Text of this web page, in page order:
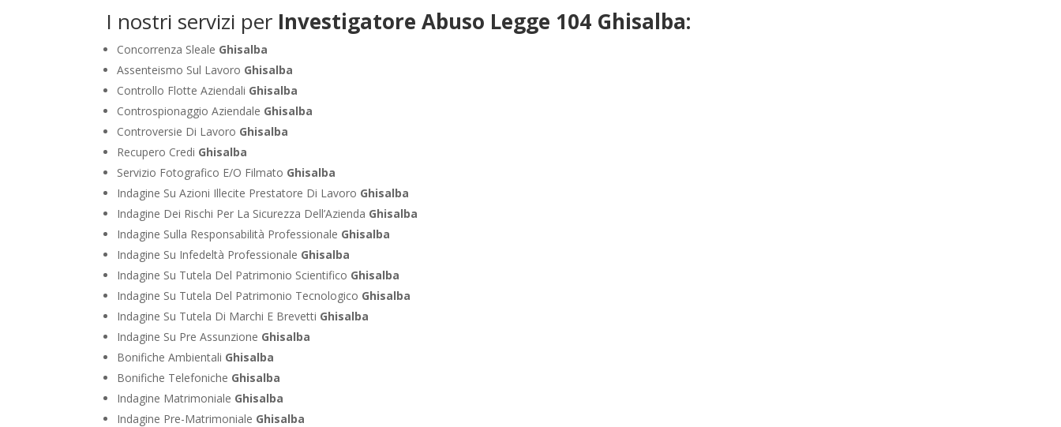
I nostri servizi per Investigatore Abuso Legge 104 Ghisalba:
Concorrenza Sleale Ghisalba
Assenteismo Sul Lavoro Ghisalba
Controllo Flotte Aziendali Ghisalba
Controspionaggio Aziendale Ghisalba
Controversie Di Lavoro Ghisalba
Recupero Credi Ghisalba
Servizio Fotografico E/O Filmato Ghisalba
Indagine Su Azioni Illecite Prestatore Di Lavoro Ghisalba
Indagine Dei Rischi Per La Sicurezza Dell’Azienda Ghisalba
Indagine Sulla Responsabilità Professionale Ghisalba
Indagine Su Infedeltà Professionale Ghisalba
Indagine Su Tutela Del Patrimonio Scientifico Ghisalba
Indagine Su Tutela Del Patrimonio Tecnologico Ghisalba
Indagine Su Tutela Di Marchi E Brevetti Ghisalba
Indagine Su Pre Assunzione Ghisalba
Bonifiche Ambientali Ghisalba
Bonifiche Telefoniche Ghisalba
Indagine Matrimoniale Ghisalba
Indagine Pre-Matrimoniale Ghisalba